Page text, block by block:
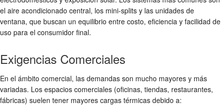
el aire acondicionado central, los mini-splits y las unidades de
ventana, que buscan un equilibrio entre costo, eficiencia y facilidad de
uso para el consumidor final.
Exigencias Comerciales
En el ámbito comercial, las demandas son mucho mayores y más
variadas. Los espacios comerciales (oficinas, tiendas, restaurantes,
fábricas) suelen tener mayores cargas térmicas debido a: